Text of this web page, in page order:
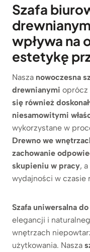
Szafa
wpływa na
estetykę
Nasza nowoczesna
drewnianymi oprócz
się również
niesamowitymi
wykorzystane w
Drewno we
zachowanie
skupieniu w pracy,
wydajności w czasie
Szafa uniwersalna
elegancji i
wnętrzach
użytkowania. Nasza